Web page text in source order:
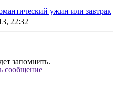
ужин или завтрак
22:32
запомнить.